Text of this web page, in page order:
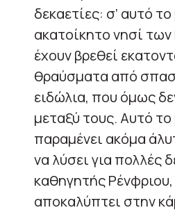
δεκαετίες: σ’ αυτό το
ακατοίκητο νησί
έχουν βρεθεί
θραύσματα από
ειδώλια, που όμως
μεταξύ τους. Αυτό
παραμένει ακόμα
να λύσει για πολλές
καθηγητής
αποκαλύπτει στην